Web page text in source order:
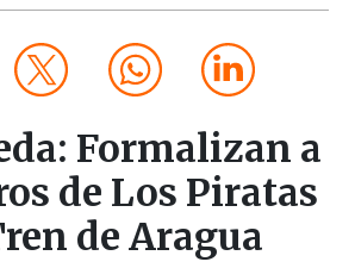
Formalizan a
de Los Piratas
de Aragua